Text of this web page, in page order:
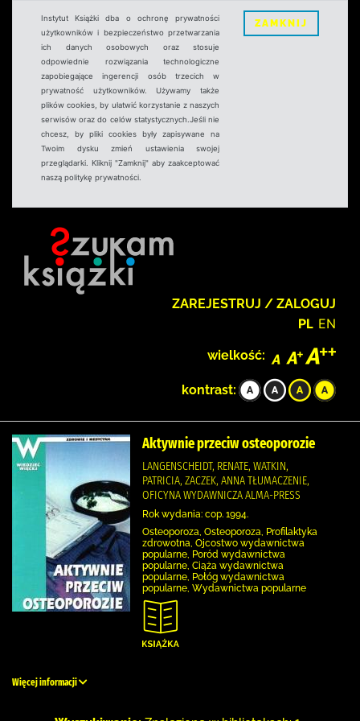
Instytut Książki dba o ochronę prywatności
użytkowników i bezpieczeństwo przetwarzania
ich danych osobowych oraz stosuje
odpowiednie rozwiązania technologiczne
zapobiegające ingerencji osób trzecich w
prywatność użytkowników. Używamy także
plików cookies, by ułatwić korzystanie z naszych
serwisów oraz do celów statystycznych.Jeśli nie
chcesz, by pliki cookies były zapisywane na
Twoim dysku zmień ustawienia swojej
przeglądarki. Kliknij "Zamknij" aby zaakceptować
naszą politykę prywatności.
ZAMKNIJ
ZAREJESTRUJ / ZALOGUJ
PL EN
wielkość:
kontrast:
Aktywnie przeciw osteoporozie
LANGENSCHEIDT, RENATE, WATKIN,
PATRICIA, ZACZEK, ANNA TŁUMACZENIE,
OFICYNA WYDAWNICZA ALMA-PRESS
Rok wydania: cop. 1994.
Osteoporoza, Osteoporoza, Profilaktyka
zdrowotna, Ojcostwo wydawnictwa
popularne, Poród wydawnictwa
popularne, Ciąża wydawnictwa
popularne, Połóg wydawnictwa
popularne, Wydawnictwa popularne
Więcej informacji